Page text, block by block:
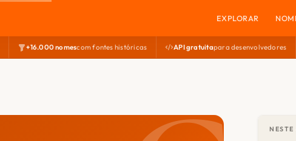
EXPLORAR
+16.000 nomescom fontes históricas API gratuitapara desenvolvedores